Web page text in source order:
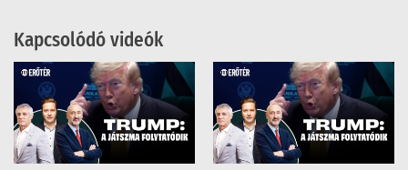
Kapcsolódó videók